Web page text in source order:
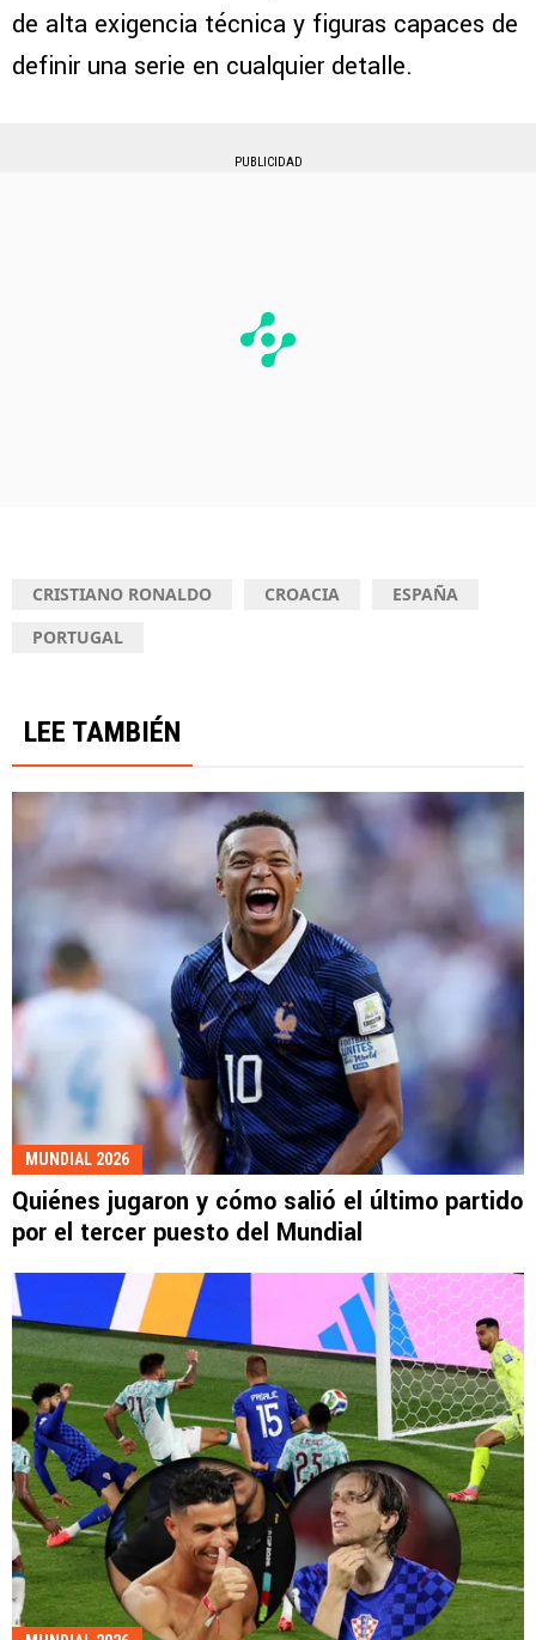
de alta exigencia técnica y figuras capaces de
definir una serie en cualquier detalle.
PUBLICIDAD
CRISTIANO RONALDO CROACIA
ESPAÑA
PORTUGAL
LEE TAMBIÉN
MUNDIAL 2026
Quiénes jugaron y cómo salió el último partido
por el tercer puesto del Mundial